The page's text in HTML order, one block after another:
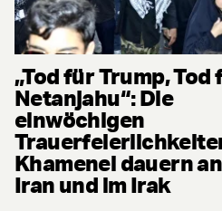
„Tod für Trump, Tod
Netanjahu“: Die
einwöchigen
Khamenei dauern
Iran und im Irak